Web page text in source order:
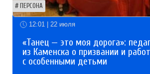
ПЕРСОНА
12:01 | 22 июля
«Танец — это моя дорога»:
из Каменска о призвании и
с особенными детьми